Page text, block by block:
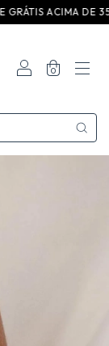
R ÁT I S A C I M A D E 3 5
0